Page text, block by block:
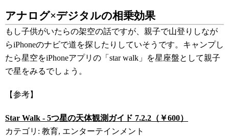
アナログ×デジタルの相乗効果
もし子供がいたらの架空の話ですが、親子で山登りしなが
らiPhoneのナビで道を探したりしていそうです。キャンプし
たら星空をiPhoneアプリの「star walk」を星座盤として親子
で星をみるでしょう。
【参考】
Star Walk - 5つ星の天体観測ガイド 7.2.2（￥600）
カテゴリ: 教育, エンターテインメント